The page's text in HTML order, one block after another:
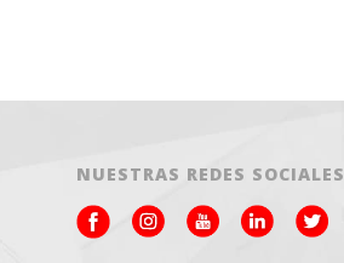
NUESTRAS REDES SOCIALES